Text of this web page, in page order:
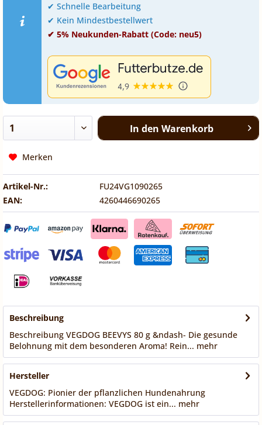
✔ Schnelle Bearbeitung
✔ Kein Mindestbestellwert
✔ 5% Neukunden-Rabatt (Code: neu5)
In den Warenkorb
Merken
Artikel-Nr.:
FU24VG1090265
EAN:
4260446690265
Beschreibung
Beschreibung VEGDOG BEEVYS 80 g &ndash- Die gesunde
Belohnung mit dem besonderen Aroma! Rein... mehr
Hersteller
VEGDOG: Pionier der pflanzlichen Hundenahrung
Herstellerinformationen: VEGDOG ist ein... mehr